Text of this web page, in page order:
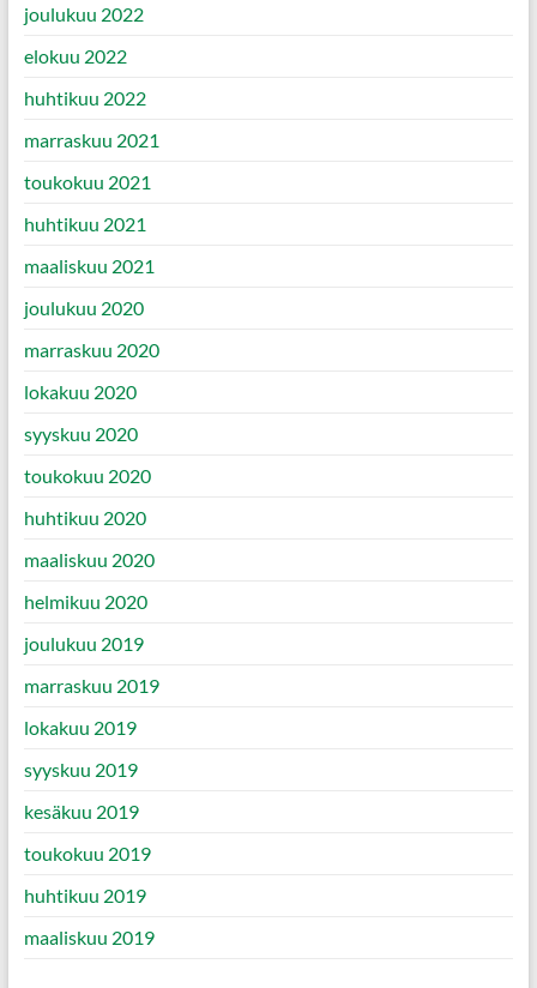
joulukuu 2022
elokuu 2022
huhtikuu 2022
marraskuu 2021
toukokuu 2021
huhtikuu 2021
maaliskuu 2021
joulukuu 2020
marraskuu 2020
lokakuu 2020
syyskuu 2020
toukokuu 2020
huhtikuu 2020
maaliskuu 2020
helmikuu 2020
joulukuu 2019
marraskuu 2019
lokakuu 2019
syyskuu 2019
kesäkuu 2019
toukokuu 2019
huhtikuu 2019
maaliskuu 2019